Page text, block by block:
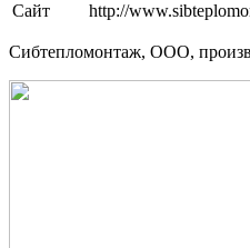
Сайт
http://
Сибтепломонтаж, ООО,